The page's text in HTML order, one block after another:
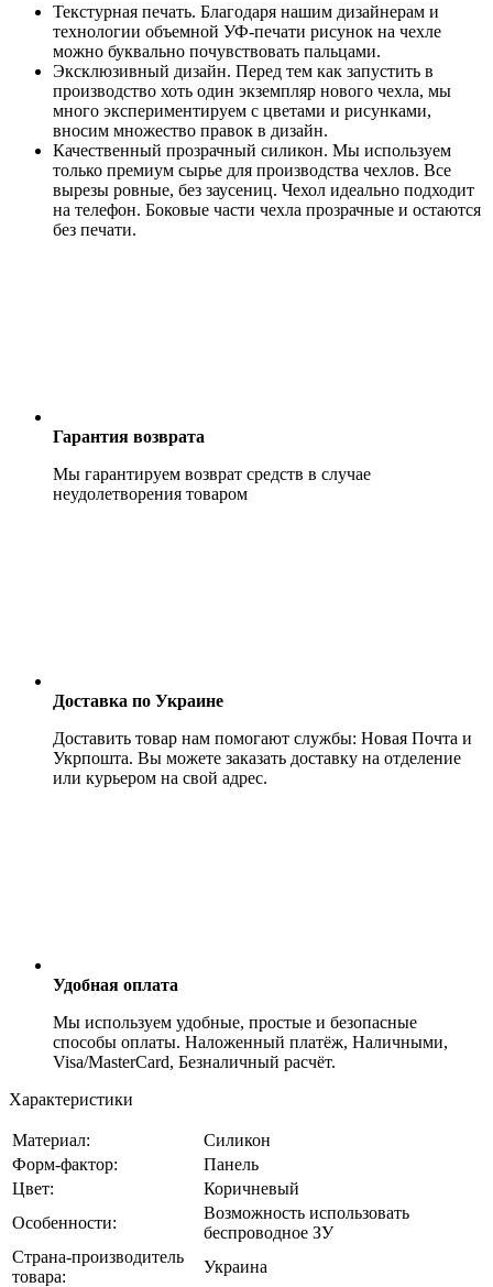
Текстурная печать. Благодаря нашим дизайнерам и
технологии объемной УФ-печати рисунок на чехле
можно буквально почувствовать пальцами.
Эксклюзивный дизайн. Перед тем как запустить в
производство хоть один экземпляр нового чехла, мы
много экспериментируем с цветами и рисунками,
вносим множество правок в дизайн.
Качественный прозрачный силикон. Мы используем
только премиум сырье для производства чехлов. Все
вырезы ровные, без заусениц. Чехол идеально подходит
на телефон. Боковые части чехла прозрачные и остаются
без печати.
Гарантия возврата
Мы гарантируем возврат средств в случае
неудолетворения товаром
Доставка по Украине
Доставить товар нам помогают службы: Новая Почта и
Укрпошта. Вы можете заказать доставку на отделение
или курьером на свой адрес.
Удобная оплата
Мы используем удобные, простые и безопасные
способы оплаты. Наложенный платёж, Наличными,
Visa/MasterCard, Безналичный расчёт.
Характеристики
Материал:
Силикон
Форм-фактор:
Панель
Цвет:
Коричневый
Особенности:
Возможность использовать
беспроводное ЗУ
Страна-производитель
товара:
Украина